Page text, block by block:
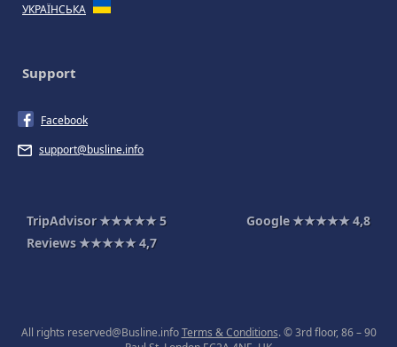
УКРАЇНСЬКА
Support
Facebook
support@busline.info
TripAdvisor ★★★★★5 Google ★★★★★4,8
Reviews ★★★★★4,7
All rights reserved@Busline.infoTerms & Conditions. © 3rd floor, 86 – 90